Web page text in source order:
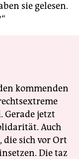
sie gelesen.
kommenden
Gerade jetzt
Auch
die sich vor Ort
Die taz